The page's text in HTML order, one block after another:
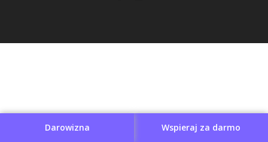
Wspieraj za darmo
Darowizna